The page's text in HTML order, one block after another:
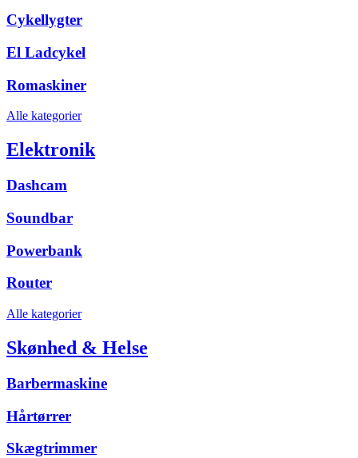
Cykellygter
El Ladcykel
Romaskiner
Alle kategorier
Elektronik
Dashcam
Soundbar
Powerbank
Router
Alle kategorier
Skønhed & Helse
Barbermaskine
Hårtørrer
Skægtrimmer